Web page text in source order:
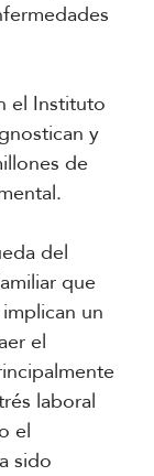
el Instituto
y
de
del
que
un
el
laboral
el
sido